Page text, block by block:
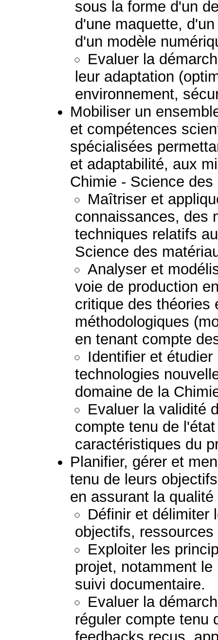
sous la forme d'un
d'une maquette,
d'un modèle
Evaluer la
leur adaptation
environnement,
Mobiliser un
et compétences
spécialisées
et adaptabilité, aux
Chimie - Science
Maîtriser et
connaissances, des
techniques relatifs
Science des
Analyser et
voie de production
critique des théories
méthodologiques
en tenant compte
Identifier et
technologies
domaine de la
Evaluer la validité
compte tenu de
caractéristiques du
Planifier, gérer et
tenu de leurs
en assurant la
Définir et délimiter
objectifs,
Exploiter les
projet, notamment
suivi documentaire.
Evaluer la
réguler compte tenu